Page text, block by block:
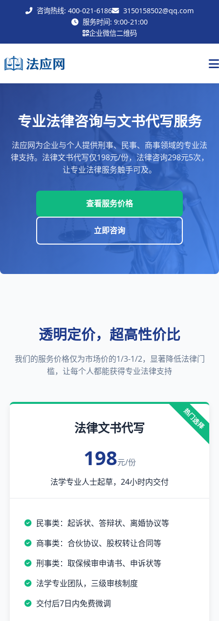
咨询热线: 400-021-6186
3150158502@qq.com
服务时间: 9:00-21:00
企业微信二维码
专业法律咨询与文书代写服务
法应网为企业与个人提供刑事、民事、商事领域的专业法
律支持。法律文书代写仅198元/份，法律咨询298元5次，
让专业法律服务触手可及。
查看服务价格
立即咨询
透明定价，超高性价比
我们的服务价格仅为市场价的1/3-1/2，显著降低法律门
槛，让每个人都能获得专业法律支持
热门选择
法律文书代写
198元/份
法学专业人士起草，24小时内交付
民事类：起诉状、答辩状、离婚协议等
商事类：合伙协议、股权转让合同等
刑事类：取保候审申请书、申诉状等
法学专业团队，三级审核制度
交付后7日内免费微调